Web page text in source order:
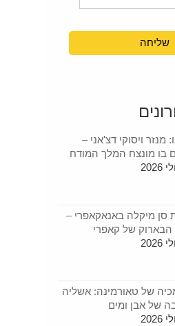
מנזר ויסוקי דצ'אני –
בו מונצח המלך המודח
סן מיקלה באנאקאפרי –
הבארוק של קאפרי
של טאורמינה: אשליה
של אבן ומים